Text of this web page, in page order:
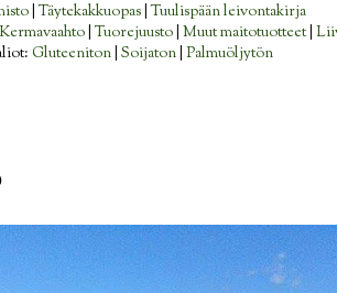
|Täytekakkuopas |Tuulispään leivontakirja
Kermavaahto |Tuorejuusto Muut maitotuotteet|
Gluteeniton| Soijaton| Palmuöljytön